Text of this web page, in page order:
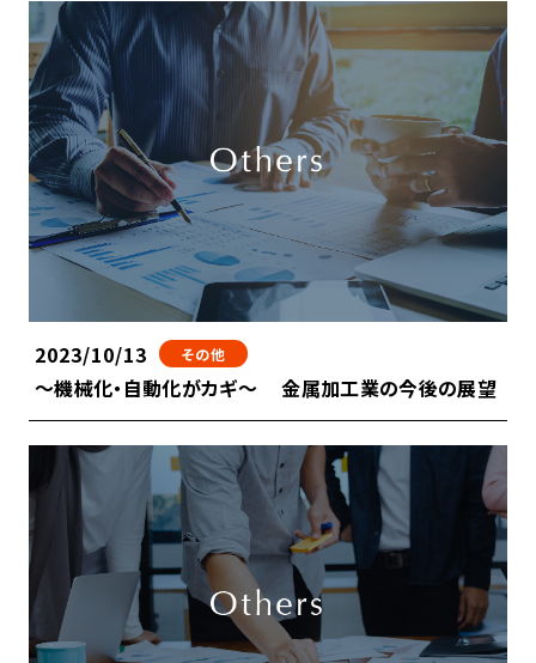
2023/10/13 その他
～機械化・自動化がカギ～ 金属加工業の今後の展望